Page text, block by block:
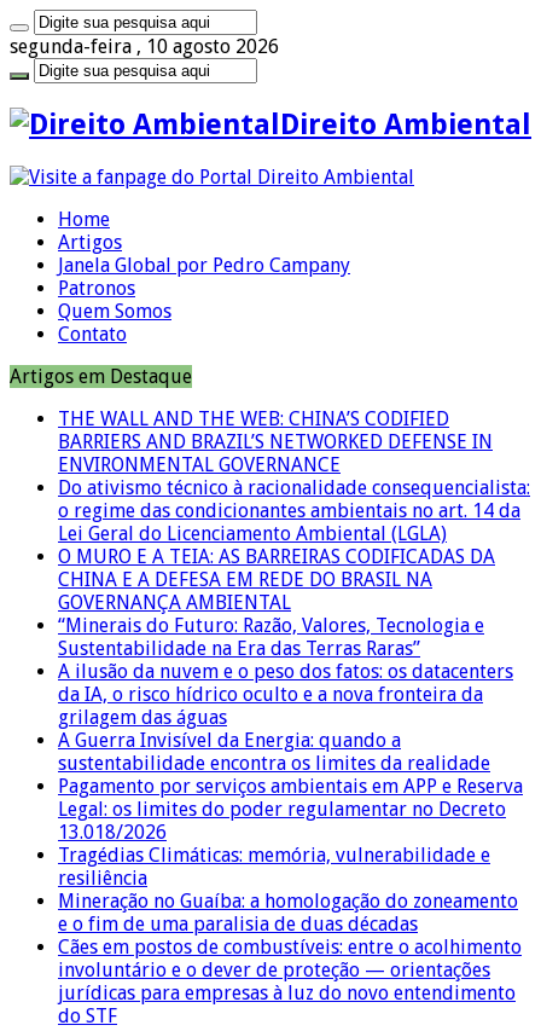
segunda-feira , 10 agosto 2026
Direito Ambiental
Home
Artigos
Janela Global por Pedro Campany
Patronos
Quem Somos
Contato
Artigos em Destaque
THE WALL AND THE WEB: CHINA’S CODIFIED
BARRIERS AND BRAZIL’S NETWORKED DEFENSE IN
ENVIRONMENTAL GOVERNANCE
Do ativismo técnico à racionalidade consequencialista:
o regime das condicionantes ambientais no art. 14 da
Lei Geral do Licenciamento Ambiental (LGLA)
O MURO E A TEIA: AS BARREIRAS CODIFICADAS DA
CHINA E A DEFESA EM REDE DO BRASIL NA
GOVERNANÇA AMBIENTAL
“Minerais do Futuro: Razão, Valores, Tecnologia e
Sustentabilidade na Era das Terras Raras”
A ilusão da nuvem e o peso dos fatos: os datacenters
da IA, o risco hídrico oculto e a nova fronteira da
grilagem das águas
A Guerra Invisível da Energia: quando a
sustentabilidade encontra os limites da realidade
Pagamento por serviços ambientais em APP e Reserva
Legal: os limites do poder regulamentar no Decreto
13.018/2026
Tragédias Climáticas: memória, vulnerabilidade e
resiliência
Mineração no Guaíba: a homologação do zoneamento
e o fim de uma paralisia de duas décadas
Cães em postos de combustíveis: entre o acolhimento
involuntário e o dever de proteção — orientações
jurídicas para empresas à luz do novo entendimento
do STF